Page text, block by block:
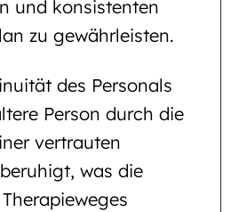
und konsistenten
zu gewährleisten.
des Personals
Person durch die
vertrauten
was die